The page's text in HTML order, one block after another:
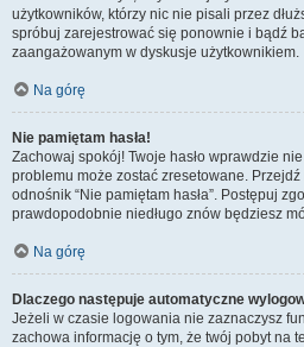
użytkowników, którzy nic nie pisali przez
spróbuj zarejestrować się ponownie i bądź
zaangażowanym w dyskusje użytkownikiem.
Na górę
Nie pamiętam hasła!
Zachowaj spokój! Twoje hasło wprawdzie
problemu może zostać zresetowane.
odnośnik “Nie pamiętam hasła”. Postępuj
prawdopodobnie niedługo znów będziesz
Na górę
Dlaczego następuje automatyczne
Jeżeli w czasie logowania nie zaznaczysz
zachowa informację o tym, że twój pobyt na